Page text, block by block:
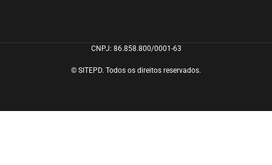
CNPJ: 86.858.800/0001-63
© SITEPD. Todos os direitos reservados.